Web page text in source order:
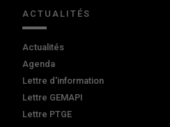
ACTUALITÉS
Actualités
Agenda
Lettre d'information
Lettre GEMAPI
Lettre PTGE